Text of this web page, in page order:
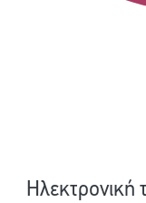
Ηλεκτρονική